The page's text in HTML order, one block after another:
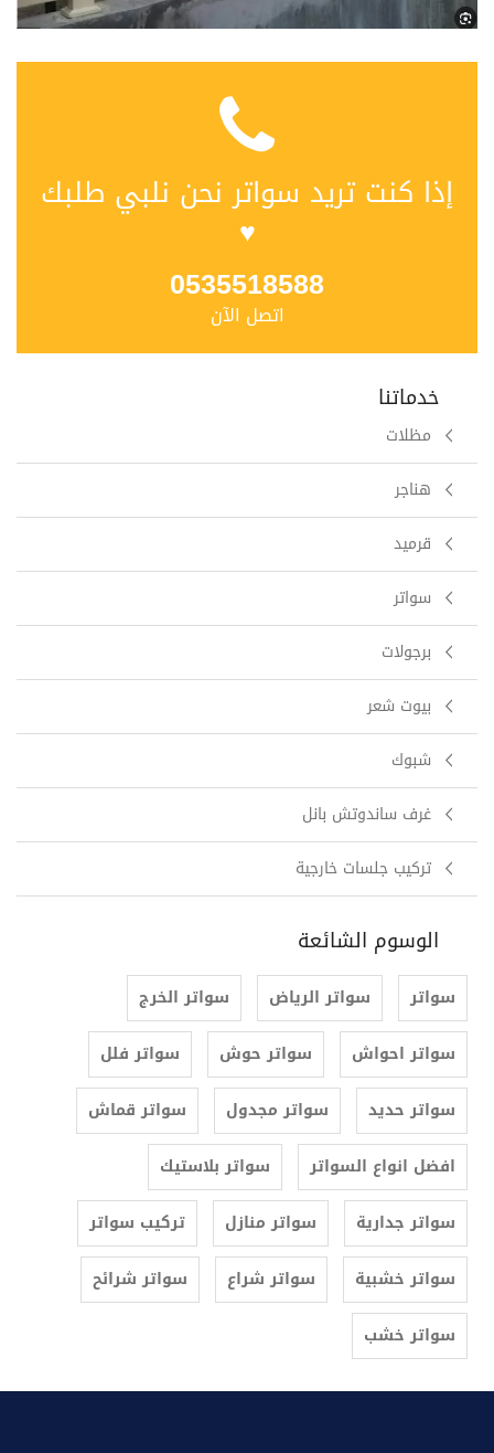
إذا كنت تريد سواتر نحن نلبي طلبك
♥
0535518588
اتصل الآن
خدماتنا
مظلات
هناجر
قرميد
سواتر
برجولات
بيوت شعر
شبوك
غرف ساندوتش بانل
تركيب جلسات خارجية
الوسوم الشائعة
سواتر سواتر الرياض
سواتر الخرج
سواتر احواش
سواتر حوش
سواتر فلل
سواتر حديد
سواتر مجدول
سواتر قماش
افضل انواع السواتر
سواتر بلاستيك
سواتر جدارية
سواتر منازل
تركيب سواتر
سواتر خشبية
سواتر شراع
سواتر شرائح
سواتر خشب